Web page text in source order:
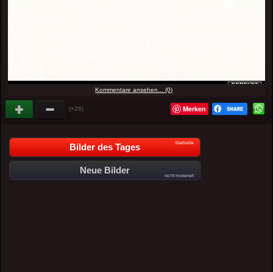
Kommentare ansehen... (0)
(+26) Merken
Bilder des Tages Startseite
Neue Bilder
nicht moderiert